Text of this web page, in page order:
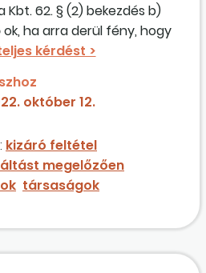
Kbt. 62. § (2) bekezdés b)
ha arra derül fény, hogy
formát váltott
az átalakulást
volt vezető
a minőségében
az ajánlattevő
való részvétele?
október 12.
kizáró feltétel
megelőzően
társaságok